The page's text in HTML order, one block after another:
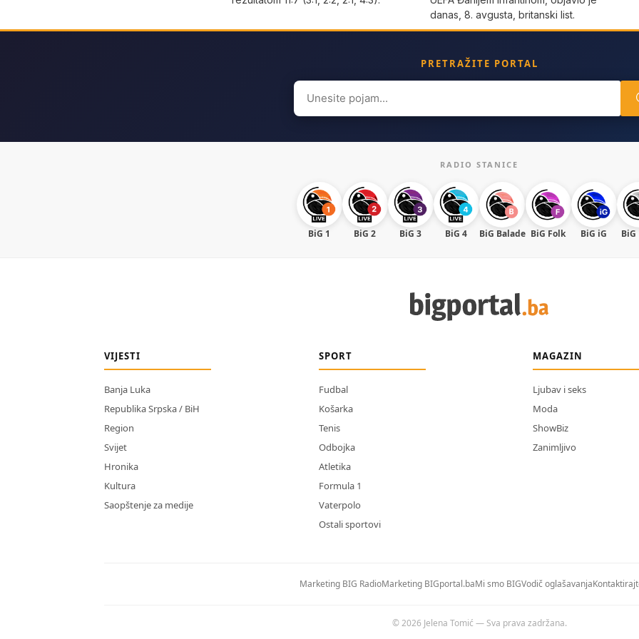
danas, 8. avgusta, britanski list.
PRETRAŽITE PORTAL
Search
for:
RADIO STANICE
BiG 1 BiG 2 BiG 3 BiG 4 BiG Balade BiG Folk BiG iG BiG
VIJESTI
Banja Luka
Republika Srpska / BiH
Region
Svijet
Hronika
Kultura
Saopštenje za medije
SPORT
Fudbal
Košarka
Tenis
Odbojka
Atletika
Formula 1
Vaterpolo
Ostali sportovi
MAGAZIN
Ljubav i seks
Moda
ShowBiz
Zanimljivo
Marketing BIG RadioMarketing BIGportal.baMi smo BIGVodič oglašavanja
© 2026 Jelena Tomić — Sva prava zadržana.